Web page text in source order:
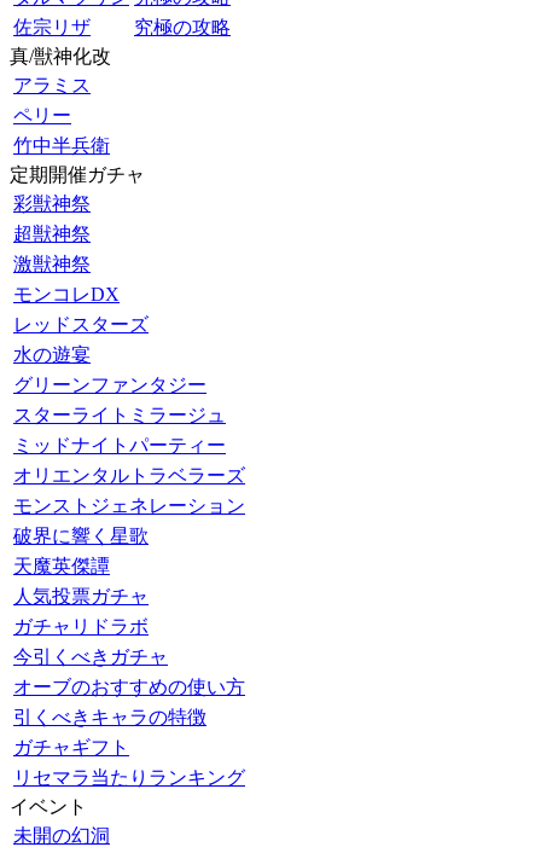
佐宗リザ
究極の攻略
真/獣神化改
アラミス
ペリー
竹中半兵衛
定期開催ガチャ
彩獣神祭
超獣神祭
激獣神祭
モンコレDX
レッドスターズ
水の遊宴
グリーンファンタジー
スターライトミラージュ
ミッドナイトパーティー
オリエンタルトラベラーズ
モンストジェネレーション
破界に響く星歌
天魔英傑譚
人気投票ガチャ
ガチャリドラボ
今引くべきガチャ
オーブのおすすめの使い方
引くべきキャラの特徴
ガチャギフト
リセマラ当たりランキング
イベント
未開の幻洞